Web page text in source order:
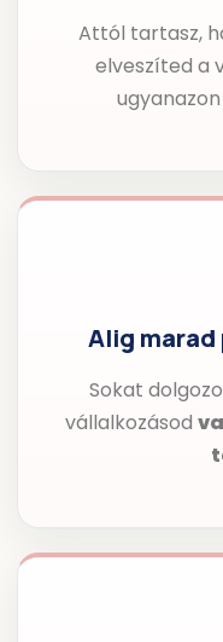
Attól tartasz,
elveszíted a
Alig marad
Sokat
vállalkozásod